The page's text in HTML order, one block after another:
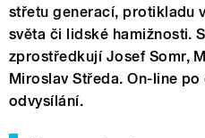
střetu generací, protikladu
světa či lidské hamižnosti.
zprostředkují Josef Somr,
Miroslav Středa. On-line
odvysílání.